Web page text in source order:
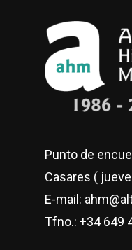
Punto de
Casares (
E-mail:
Tfno.: +34 649